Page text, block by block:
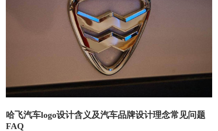
哈飞汽车logo设计含义及汽车品牌设计理念常见问题
FAQ